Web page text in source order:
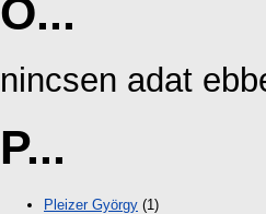
O...
nincsen adat
P...
Pleizer György (1)